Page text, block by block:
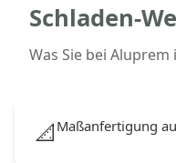
Schladen-
Was Sie bei
📐 Maßanfertigung